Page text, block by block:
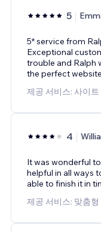
5
5* service from
Exceptional
trouble and Ralph
the perfect
제공 서비스: 사이트
4
It was wonderful
helpful in all ways
able to finish it in
제공 서비스: 맞춤